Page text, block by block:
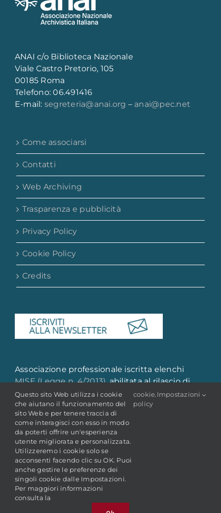
ANAI c/o Biblioteca Nazionale
Viale Castro Pretorio, 105
00185 Roma
Telefono: 06.491416
E-mail: segreteria@anai.org – anai@pec.net
Come associarsi
Contatti
Web Archiving
Trasparenza e pubblicità
Privacy Policy
Cookie Policy
Credits
Associazione professionale iscritta elenchi
MISE (Legge n. 4/2013), abilitata al rilascio di
attestazione di qualità e qualificazione
professionale
© Copyright 2022 -2026 | ANAI - Associazione Nazionale
Archivistica Italiana
P. IVA: 05106681009 | C.F.: 80227410588
Questo sito Web utilizza i cookie
che aiutano il funzionamento del
sito Web e per tenere traccia di
come interagisci con esso in modo
da poterti offrire un'esperienza
utente migliorata e personalizzata.
Utilizzeremo i cookie solo se
acconsenti facendo clic su OK. Puoi
anche gestire le preferenze dei
singoli cookie dalle Impostazioni.
Per maggiori informazioni
consulta la
cookie
policy
.Impostazioni